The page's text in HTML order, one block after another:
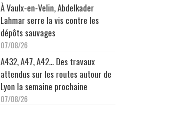
À Vaulx-en-Velin, Abdelkader
Lahmar serre la vis contre les
dépôts sauvages
07/08/26
A432, A47, A42… Des travaux
attendus sur les routes autour de
Lyon la semaine prochaine
07/08/26